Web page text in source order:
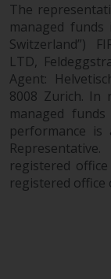
dieser
The
managed funds
Switzerland”)
LTD,
Agent:
8008 Zurich. In
managed
performance
registered
registered office